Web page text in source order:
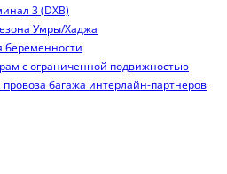
3 (DXB)
Умры/Хаджа
беременности
с ограниченной подвижностью
багажа интерлайн-партнеров